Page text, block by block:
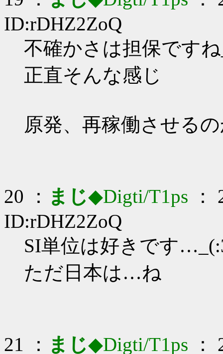
ID:rDHZ2ZoQ
不確かさは担保です
正直そんな感じ
原発、再稼働させる
20 ： まじ◆Digti/T1ps ：
ID:rDHZ2ZoQ
SI単位は好きです
ただ日本は…ね
21 ： まじ◆Digti/T1ps ：